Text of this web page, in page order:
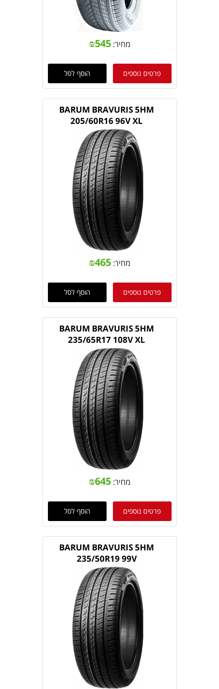
מחיר: ₪545
פרטים נוספים הוסף לסל
BARUM BRAVURIS 5HM
205/60R16 96V XL
מחיר: ₪465
פרטים נוספים הוסף לסל
BARUM BRAVURIS 5HM
235/65R17 108V XL
מחיר: ₪645
פרטים נוספים הוסף לסל
BARUM BRAVURIS 5HM
235/50R19 99V